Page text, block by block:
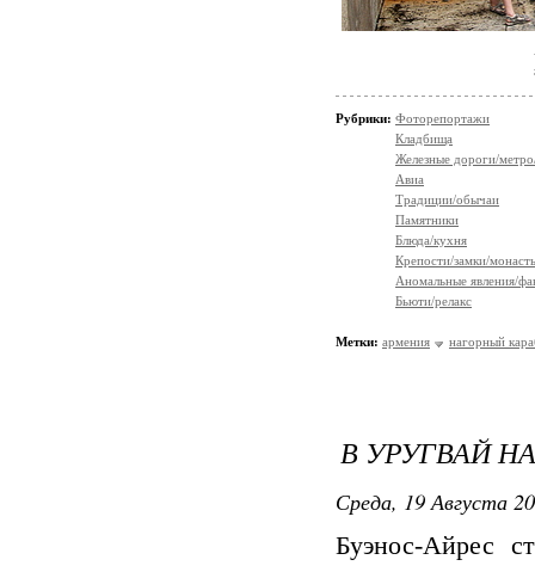
Рубрики: Фоторепортажи
Кладбища
Железные дороги/
Авиа
Традиции/обычаи
Памятники
Блюда/кухня
Крепости/замки/
Аномальные явления/
Бьюти/релакс
Метки: армения нагорный
В УРУГВАЙ
Среда, 19 Августа
Буэнос-Айрес